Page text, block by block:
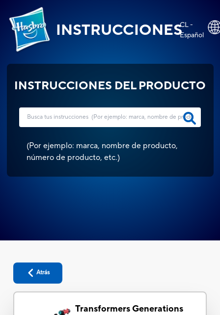
INSTRUCCIONESCL -
Español
INSTRUCCIONES DEL PRODUCTO
(Por ejemplo: marca, nombre de producto,
número de producto, etc.)
Atrás
Transformers Generations